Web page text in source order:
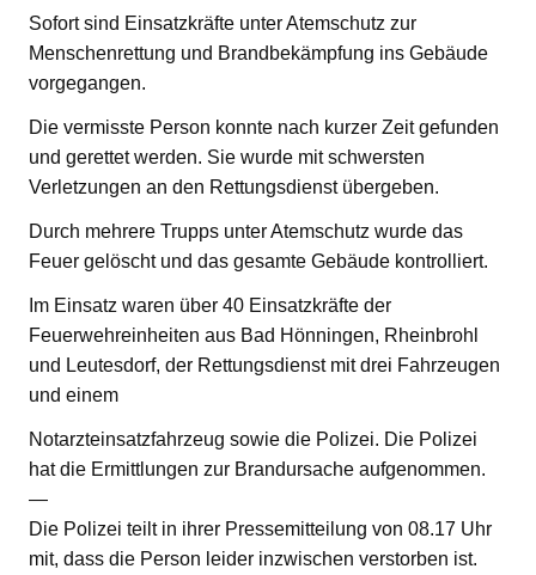
Sofort sind Einsatzkräfte unter Atemschutz zur
Menschenrettung und Brandbekämpfung ins Gebäude
vorgegangen.
Die vermisste Person konnte nach kurzer Zeit gefunden
und gerettet werden. Sie wurde mit schwersten
Verletzungen an den Rettungsdienst übergeben.
Durch mehrere Trupps unter Atemschutz wurde das
Feuer gelöscht und das gesamte Gebäude kontrolliert.
Im Einsatz waren über 40 Einsatzkräfte der
Feuerwehreinheiten aus Bad Hönningen, Rheinbrohl
und Leutesdorf, der Rettungsdienst mit drei Fahrzeugen
und einem
Notarzteinsatzfahrzeug sowie die Polizei. Die Polizei
hat die Ermittlungen zur Brandursache aufgenommen.
—
Die Polizei teilt in ihrer Pressemitteilung von 08.17 Uhr
mit, dass die Person leider inzwischen verstorben ist.